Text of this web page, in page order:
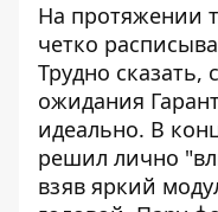
На протяжении
четко
Трудно сказать,
ожидания
идеально. В
решил лично
взяв яркий